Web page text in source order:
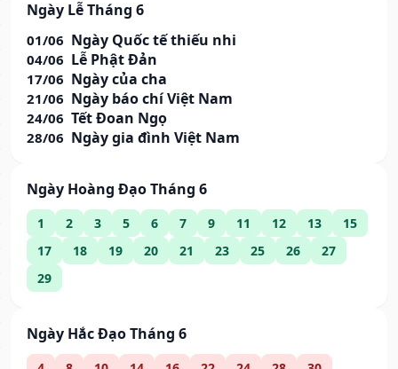
Ngày Lễ Tháng 6
01/06 Ngày Quốc tế thiếu nhi
04/06 Lễ Phật Đản
17/06 Ngày của cha
21/06 Ngày báo chí Việt Nam
24/06 Tết Đoan Ngọ
28/06 Ngày gia đình Việt Nam
Ngày Hoàng Đạo Tháng 6
1 2 3 5 6 7 9 11 12 13
15
17
18 19 20 21 23 25 26
27
29
Ngày Hắc Đạo Tháng 6